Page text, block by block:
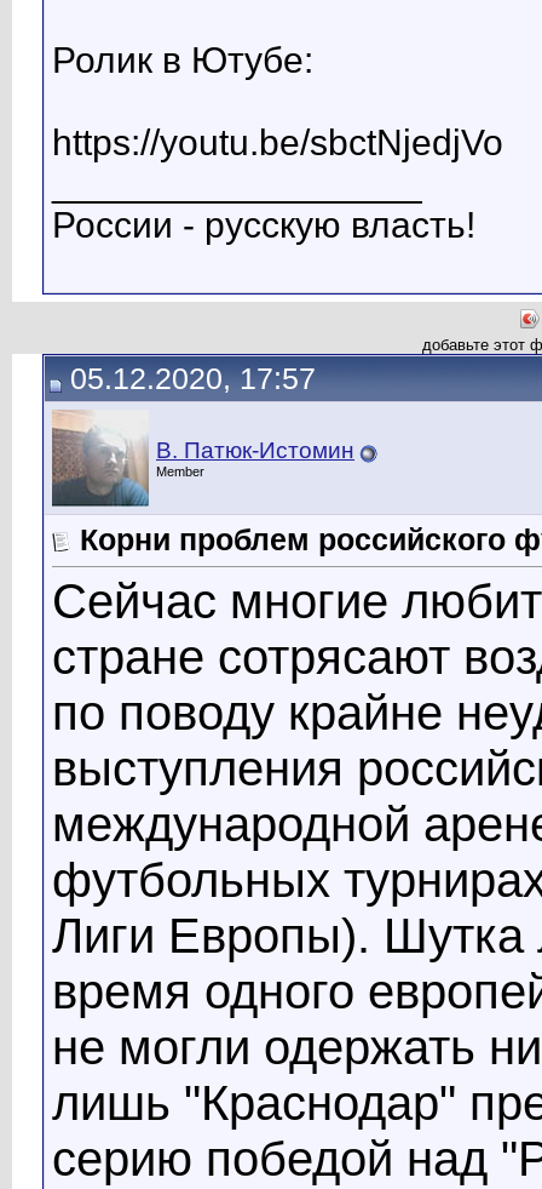
Ролик в Ютубе:
https://youtu.be/sbctNjedjVo
России - русскую власть!
добавьте этот
05.12.2020, 17:57
В. Патюк-Истомин
Member
Корни проблем российского
Сейчас многие
стране сотрясают
по поводу крайне
выступления
международной
футбольных
Лиги Европы). Шутка
время одного
не могли одержать
лишь "Краснодар"
серию победой над